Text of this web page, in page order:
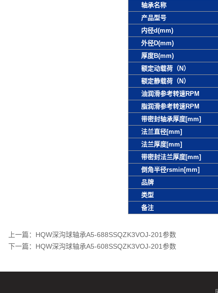
轴承名称
产品型号
内径d(mm)
外径D(mm)
厚度B(mm)
额定动载荷（N）
额定静载荷（N）
油润滑参考转速RPM
脂润滑参考转速RPM
带密封轴承厚度[mm]
法兰直径[mm]
法兰厚度[mm]
带密封法兰厚度[mm]
倒角半径rsmin[mm]
品牌
类型
备注
上一篇： HQW深沟球轴承A5-688SSQZK3VOJ-201参数
下一篇： HQW深沟球轴承A5-608SSQZK3VOJ-201参数